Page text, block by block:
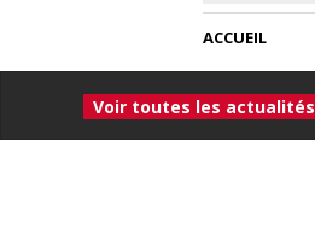
ACCUEIL
Voir toutes les actualités